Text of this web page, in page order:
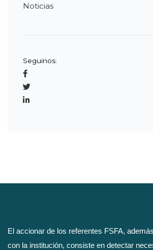
Noticias
Seguinos:
El accionar de los referentes FSFA,
con la institución, consiste en detectar